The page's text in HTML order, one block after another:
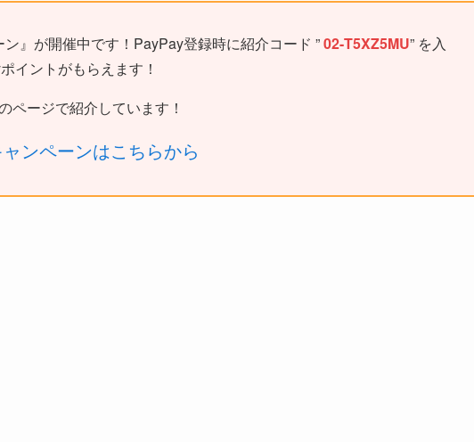
』が開催中です！PayPay登録時に紹介コード ”02-T5XZ5MU” を入
イントがもらえます！
ページで紹介しています！
ンペーンはこちらから